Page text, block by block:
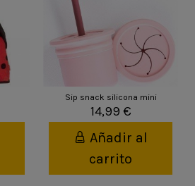
Sip snack silicona mini
14,99 €
Añadir al
carrito